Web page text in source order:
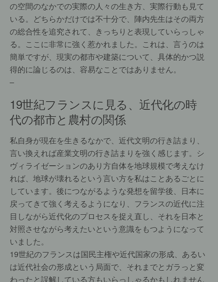
の空間のなかでの実際の人々の生き方、実際行動も見て
いる。どちらかだけでは不十分で、陣内先生はその両方
の総合性を追究されて、きっちりと表現していらっしゃ
る。ここに非常に強く惹かれました。これは、言うのは
簡単ですが、現実の都市や建築について、具体的かつ説
得的に論じるのは、容易なことではありません。
–
19世紀フランスに見る、近代化の時
代の都市と農村の関係
私自身が現在を生きるなかで、近代文明の行き詰まり、
言い換えれば産業文明の行き詰まりを強く感じます。シ
ヴィライゼーションのあり方自体を地球規模で考えなけ
れば、地球が壊れるという言い方を私はことあるごとに
しています。後につながるような発想を留学後、日本に
戻ってきて強く考えるようになり、フランスの近代に注
目しながら近代化のプロセスを捉え直し、それを日本と
対照させながら考えたいという意識をもつようになって
いました。
19世紀のフランスは国民主権や近代国家の形成、あるい
は近代社会の形成という局面で、それまでとガラっと変
わったと誤解している方もいらっしゃるかもしれません